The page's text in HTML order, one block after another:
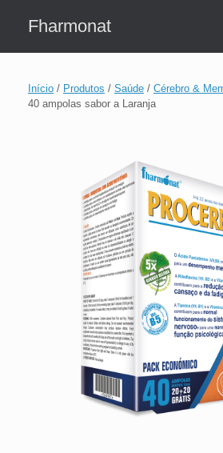
Fharmonat
Início / Produtos / Saúde / Cérebro &
40 ampolas sabor a Laranja